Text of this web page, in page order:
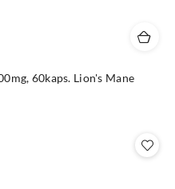
60kaps. Lion's Mane